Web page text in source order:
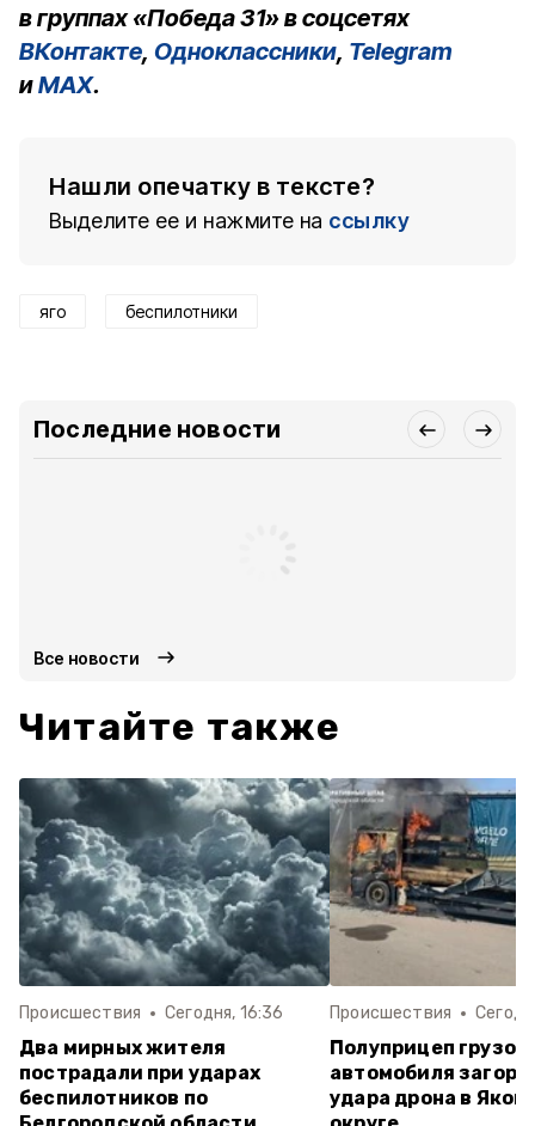
в группах «Победа 31» в соцсетях
ВКонтакте, Одноклассники, Telegram
иMAX.
Нашли опечатку в тексте?
Выделите ее и нажмите на ссылку
яго беспилотники
Последние новости
Все новости
Читайте также
Происшествия Сегодня, 16:36
Два мирных жителя
пострадали при ударах
беспилотников по
Происшествия
Полуприцеп
автомобиля
удара дрона в